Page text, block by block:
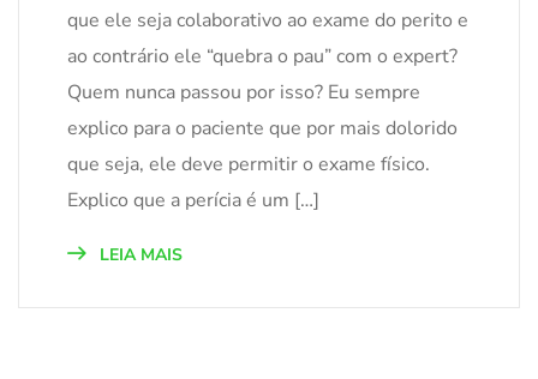
que ele seja colaborativo ao exame do perito e
ao contrário ele “quebra o pau” com o expert?
Quem nunca passou por isso? Eu sempre
explico para o paciente que por mais dolorido
que seja, ele deve permitir o exame físico.
Explico que a perícia é um […]
LEIA MAIS